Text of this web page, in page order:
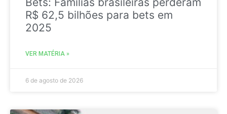
R$ 62,5 bilhões para bets em
2025
VER MATÉRIA »
6 de agosto de 2026